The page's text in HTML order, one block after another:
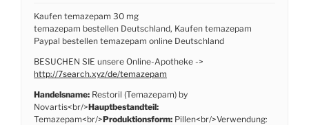
Kaufen temazepam 30 mg
temazepam bestellen Deutschland, Kaufen temazepam
Paypal bestellen temazepam online Deutschland
BESUCHEN SIE unsere Online-Apotheke ->
http://7search.xyz/de/temazepam
Handelsname: Restoril (Temazepam) by
Novartis<br/>Hauptbestandteil:
Temazepam<br/>Produktionsform: Pillen<br/>Verwendung: